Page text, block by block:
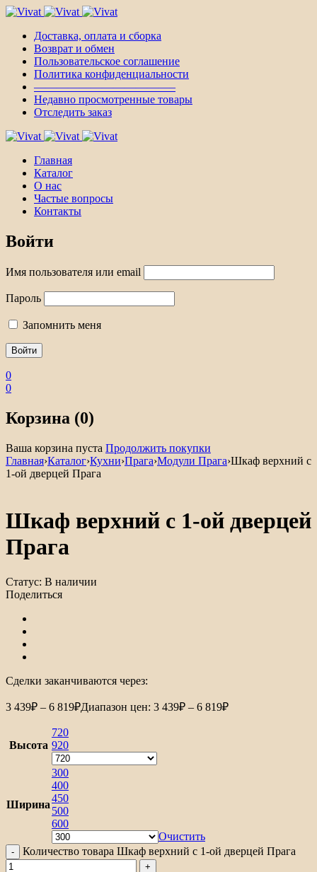
Доставка, оплата и сборка
Возврат и обмен
Пользовательское соглашение
Политика конфиденциальности
————————————–
Недавно просмотренные товары
Отследить заказ
Главная
Каталог
О нас
Частые вопросы
Контакты
Войти
Имя пользователя или email
Пароль
Запомнить меня
0
0
Корзина (0)
Ваша корзина пуста Продолжить покупки
Главная›Каталог›Кухни›Прага›Модули Прага›Шкаф верхний с
1-ой дверцей Прага
Шкаф верхний с 1-ой дверцей
Прага
Статус: В наличии
Поделиться
Сделки заканчиваются через:
3 439₽ – 6 819₽Диапазон цен: 3 439₽ – 6 819₽
Высота
720
920
Ширина
300
400
450
500
600
Очистить
Количество товара Шкаф верхний с 1-ой дверцей Прага